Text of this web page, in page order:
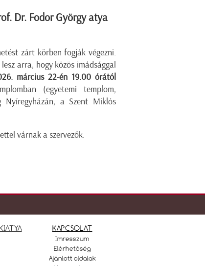
Dr. Fodor György atya
zárt körben fogják végezni.
arra, hogy közös imádsággal
március 22-én 19.00 órától
(egyetemi templom,
Nyíregyházán, a Szent Miklós
várnak a szervezők.
KAPCSOLAT
Imresszum
Elérhetőség
Ajánlott oldalak